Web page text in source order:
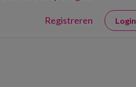
Registreren Login